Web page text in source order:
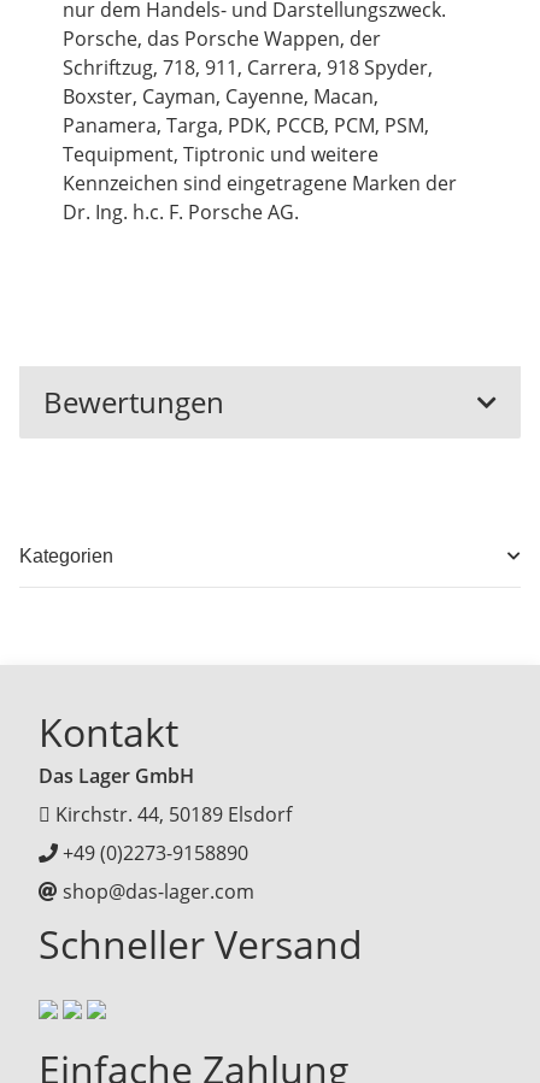
nur dem Handels- und Darstellungszweck.
Porsche, das Porsche Wappen, der
Schriftzug, 718, 911, Carrera, 918 Spyder,
Boxster, Cayman, Cayenne, Macan,
Panamera, Targa, PDK, PCCB, PCM, PSM,
Tequipment, Tiptronic und weitere
Kennzeichen sind eingetragene Marken der
Dr. Ing. h.c. F. Porsche AG.
Bewertungen
Kategorien
Kontakt
Das Lager GmbH
Kirchstr. 44, 50189 Elsdorf
+49 (0)2273-9158890
shop@das-lager.com
Schneller Versand
Einfache Zahlung